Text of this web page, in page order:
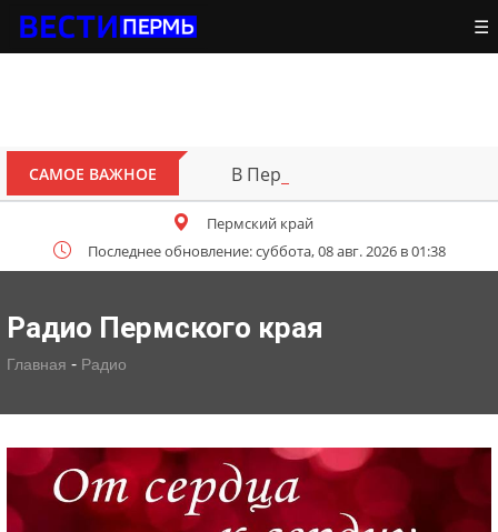
☰
САМОЕ ВАЖНОЕ В Перми открыт для движения
Пермский край
Последнее обновление: суббота, 08 авг. 2026 в 01:38
Радио Пермского края
Главная - Радио